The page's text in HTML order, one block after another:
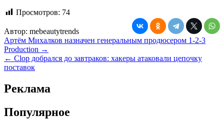
Просмотров: 74
Автор: mebeautytrends
Навигация
по
записям
Артём Михалков назначен генеральным продюсером 1-2-3
Production →
← Clop добрался до завтраков: хакеры атаковали цепочку
поставок
Реклама
Популярное